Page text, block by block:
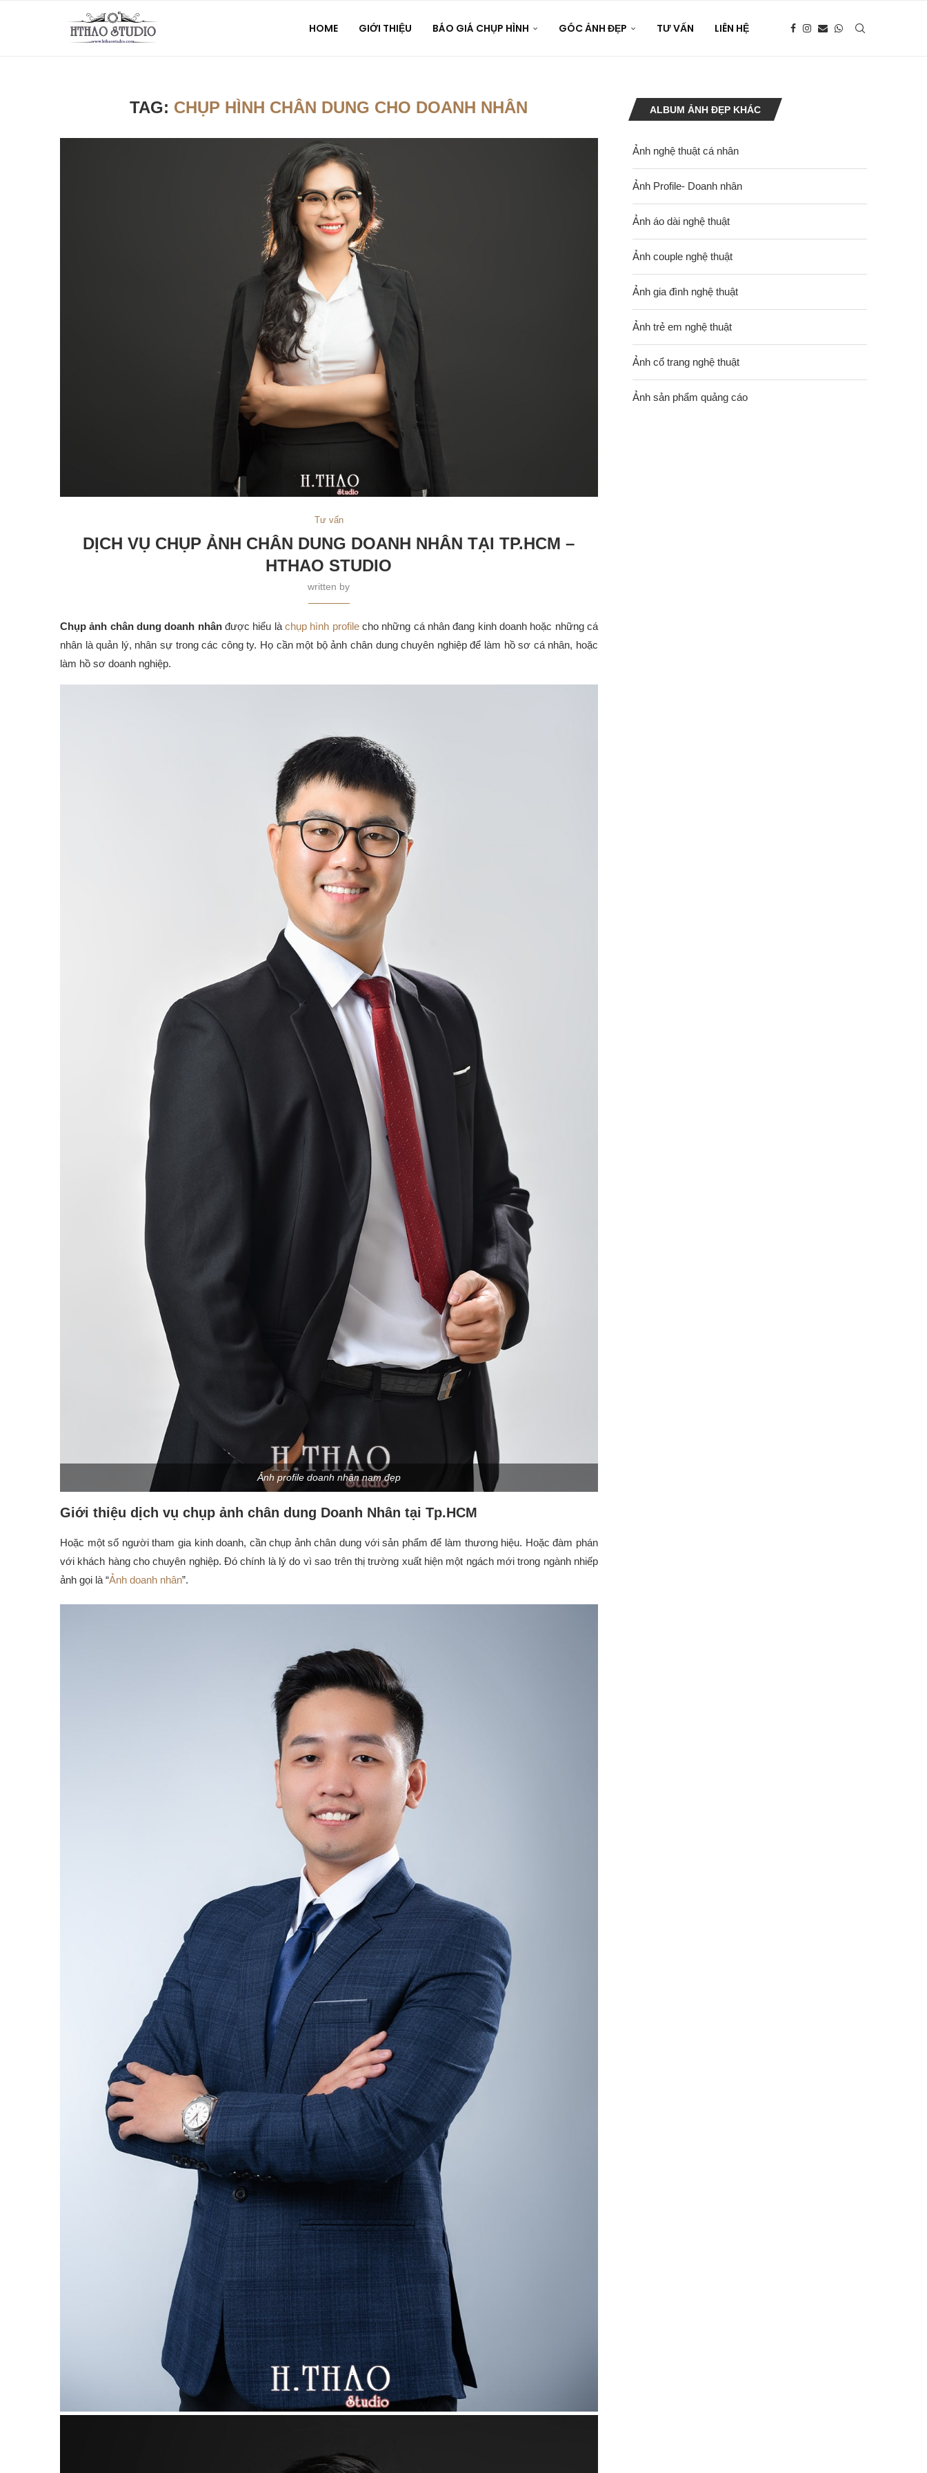
HOME GIỚI THIỆU BÁO GIÁ CHỤP HÌNH GÓC ẢNH ĐẸP TƯ VẤN LIÊN HỆ
TAG: CHỤP HÌNH CHÂN DUNG CHO DOANH NHÂN
Tư vấn
DỊCH VỤ CHỤP ẢNH CHÂN DUNG DOANH NHÂN TẠI TP.HCM –
HTHAO STUDIO
written by
Chụp ảnh chân dung doanh nhânđược hiểu làchụp hình profilecho những cá nhân đang kinh doanh hoặc những cá
nhân là quản lý, nhân sự trong các công ty. Họ cần một bộ ảnh chân dung chuyên nghiệp để làm hồ sơ cá nhân, hoặc
làm hồ sơ doanh nghiệp.
Ảnh profile doanh nhân nam đẹp
Giới thiệu dịch vụ chụp ảnh chân dung Doanh Nhân tại Tp.HCM
Hoặc một số người tham gia kinh doanh, cần chụp ảnh chân dung với sản phẩm để làm thương hiệu. Hoặc đàm phán
với khách hàng cho chuyên nghiệp. Đó chính là lý do vì sao trên thị trường xuất hiện một ngách mới trong ngành nhiếp
ảnh gọi là “Ảnh doanh nhân”.
ALBUM ẢNH ĐẸP KHÁC
Ảnh nghệ thuật cá nhân
Ảnh Profile- Doanh nhân
Ảnh áo dài nghệ thuật
Ảnh couple nghệ thuật
Ảnh gia đình nghệ thuật
Ảnh trẻ em nghệ thuật
Ảnh cổ trang nghệ thuật
Ảnh sản phẩm quảng cáo